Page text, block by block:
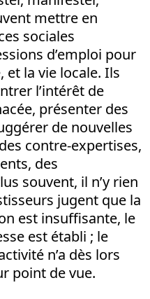
mettre en
sociales
d’emploi pour
la vie locale. Ils
l’intérêt de
présenter des
de nouvelles
contre-expertises,
des
souvent, il n’y rien
jugent que la
est insuffisante, le
est établi ; le
n’a dès lors
point de vue.